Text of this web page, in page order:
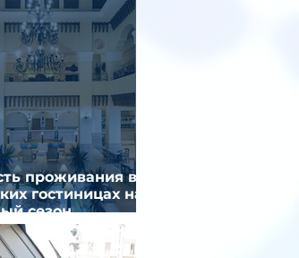
проживания в
гостиницах на
сезон
на 9%